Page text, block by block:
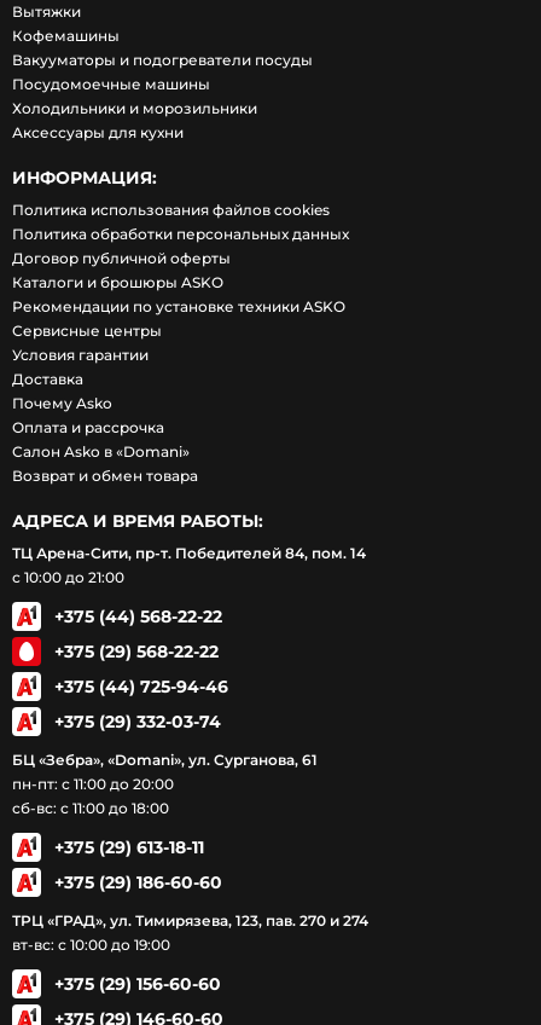
Вытяжки
Кофемашины
Вакууматоры и подогреватели посуды
Посудомоечные машины
Холодильники и морозильники
Аксессуары для кухни
ИНФОРМАЦИЯ:
Политика использования файлов cookies
Политика обработки персональных данных
Договор публичной оферты
Каталоги и брошюры ASKO
Рекомендации по установке техники ASKO
Сервисные центры
Условия гарантии
Доставка
Почему Asko
Оплата и рассрочка
Салон Asko в «Domani»
Возврат и обмен товара
АДРЕСА И ВРЕМЯ РАБОТЫ:
ТЦ Арена-Сити, пр-т. Победителей 84, пом. 14
с 10:00 до 21:00
+375 (44) 568-22-22
+375 (29) 568-22-22
+375 (44) 725-94-46
+375 (29) 332-03-74
БЦ «Зебра», «Domani», ул. Сурганова, 61
пн-пт: с 11:00 до 20:00
сб-вс: с 11:00 до 18:00
+375 (29) 613-18-11
+375 (29) 186-60-60
ТРЦ «ГРАД», ул. Тимирязева, 123, пав. 270 и 274
вт-вс: с 10:00 до 19:00
+375 (29) 156-60-60
+375 (29) 146-60-60